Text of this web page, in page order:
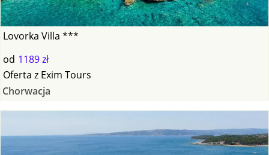
Lovorka Villa ***
od 1189 zł
Oferta z Exim Tours
Chorwacja